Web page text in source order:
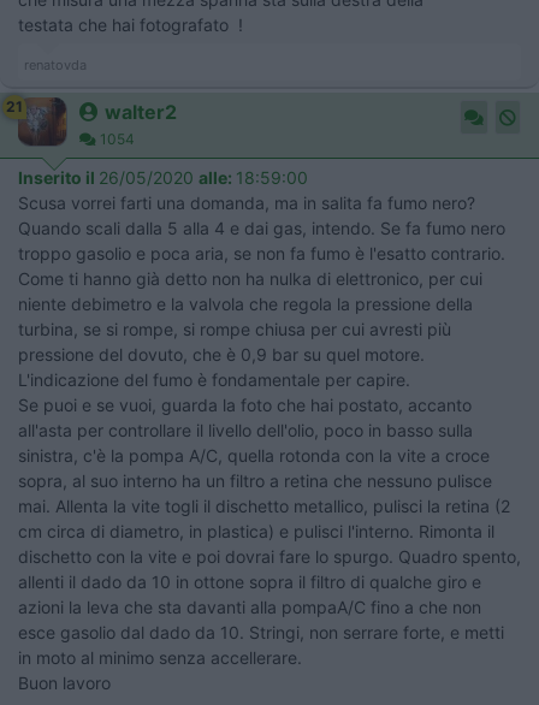
testata che hai fotografato !
renatovda
21 walter2
1054
Inserito il 26/05/2020 alle: 18:59:00
Scusa vorrei farti una domanda, ma in salita fa fumo nero?
Quando scali dalla 5 alla 4 e dai gas, intendo. Se fa fumo nero
troppo gasolio e poca aria, se non fa fumo è l'esatto contrario.
Come ti hanno già detto non ha nulka di elettronico, per cui
niente debimetro e la valvola che regola la pressione della
turbina, se si rompe, si rompe chiusa per cui avresti più
pressione del dovuto, che è 0,9 bar su quel motore.
L'indicazione del fumo è fondamentale per capire.
Se puoi e se vuoi, guarda la foto che hai postato, accanto
all'asta per controllare il livello dell'olio, poco in basso sulla
sinistra, c'è la pompa A/C, quella rotonda con la vite a croce
sopra, al suo interno ha un filtro a retina che nessuno pulisce
mai. Allenta la vite togli il dischetto metallico, pulisci la retina (2
cm circa di diametro, in plastica) e pulisci l'interno. Rimonta il
dischetto con la vite e poi dovrai fare lo spurgo. Quadro spento,
allenti il dado da 10 in ottone sopra il filtro di qualche giro e
azioni la leva che sta davanti alla pompaA/C fino a che non
esce gasolio dal dado da 10. Stringi, non serrare forte, e metti
in moto al minimo senza accellerare.
Buon lavoro